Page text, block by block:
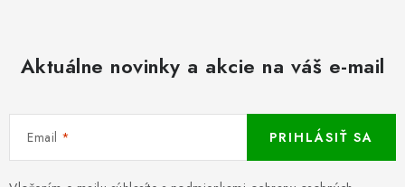
Aktuálne novinky a akcie na váš e-mail
Email PRIHLÁSIŤ SA